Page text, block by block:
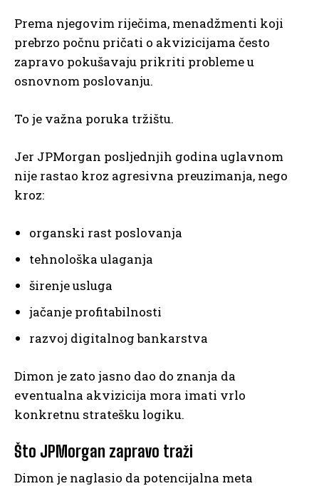
Prema njegovim riječima, menadžmenti koji
prebrzo počnu pričati o akvizicijama često
zapravo pokušavaju prikriti probleme u
osnovnom poslovanju.
To je važna poruka tržištu.
Jer JPMorgan posljednjih godina uglavnom
nije rastao kroz agresivna preuzimanja, nego
kroz:
organski rast poslovanja
tehnološka ulaganja
širenje usluga
jačanje profitabilnosti
razvoj digitalnog bankarstva
Dimon je zato jasno dao do znanja da
eventualna akvizicija mora imati vrlo
konkretnu stratešku logiku.
Što JPMorgan zapravo traži
Dimon je naglasio da potencijalna meta